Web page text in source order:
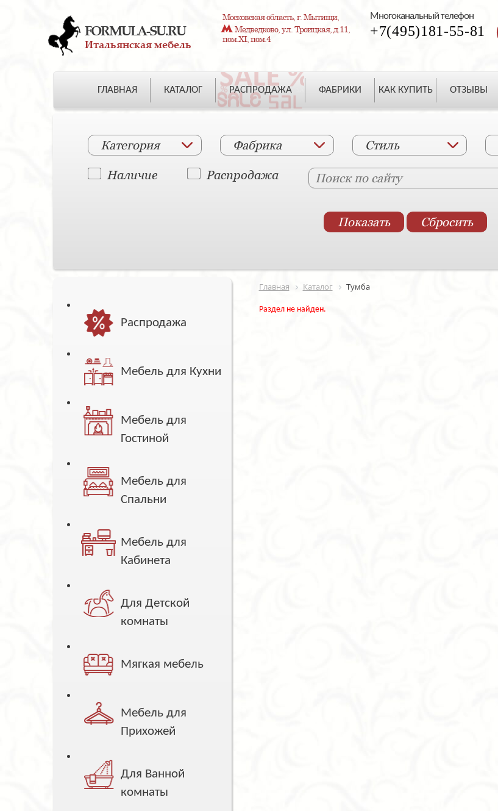
FORMULA-SU.RU
Итальянская мебель
Московская область, г. Мытищи,
Медведково, ул. Троицкая, д.11,
пом.XI, пом.4
Многоканальный телефон
+7(495)181-55-81
ГЛАВНАЯ КАТАЛОГ РАСПРОДАЖА ФАБРИКИ КАК КУПИТЬ ОТЗЫВЫ
Категория Фабрика Стиль
Наличие Распродажа
Распродажа
Мебель для Кухни
Мебель для
Гостиной
Мебель для
Спальни
Мебель для
Кабинета
Для Детской
комнаты
Мягкая мебель
Мебель для
Прихожей
Для Ванной
комнаты
Главная Каталог Тумба
Раздел не найден.